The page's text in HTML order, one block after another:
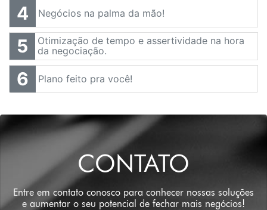
4 Negócios na palma da mão!
5
Otimização de tempo e assertividade na hora
da negociação.
6 Plano feito pra você!
CONTATO
Entre em contato conosco para conhecer nossas soluções
e aumentar o seu potencial de fechar mais negócios!